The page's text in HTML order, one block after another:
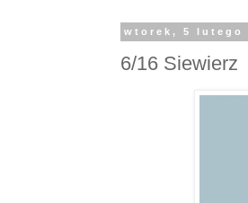
wtorek, 5 lutego
6/16 Siewierz